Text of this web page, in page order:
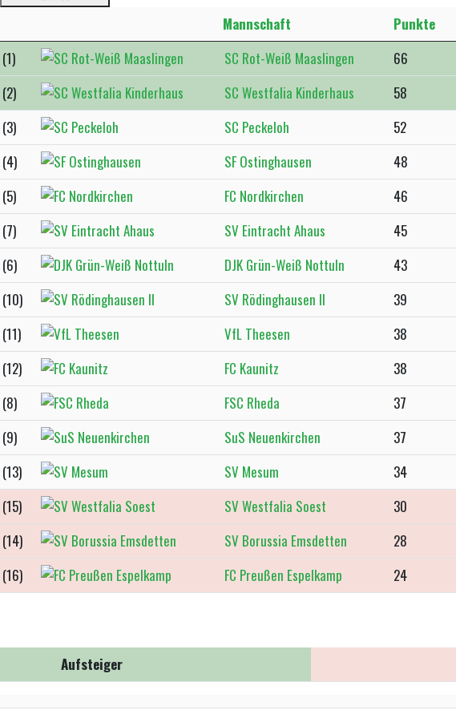
Mannschaft Punkte
(1) SC Rot-Weiß Maaslingen 66
(2) SC Westfalia Kinderhaus 58
(3) SC Peckeloh 52
(4) SF Ostinghausen 48
(5) FC Nordkirchen 46
(7) SV Eintracht Ahaus 45
(6) DJK Grün-Weiß Nottuln 43
(10) SV Rödinghausen II 39
(11) VfL Theesen 38
(12) FC Kaunitz 38
(8) FSC Rheda 37
(9) SuS Neuenkirchen 37
(13) SV Mesum 34
(15) SV Westfalia Soest 30
(14) SV Borussia Emsdetten 28
(16) FC Preußen Espelkamp 24
Aufsteiger